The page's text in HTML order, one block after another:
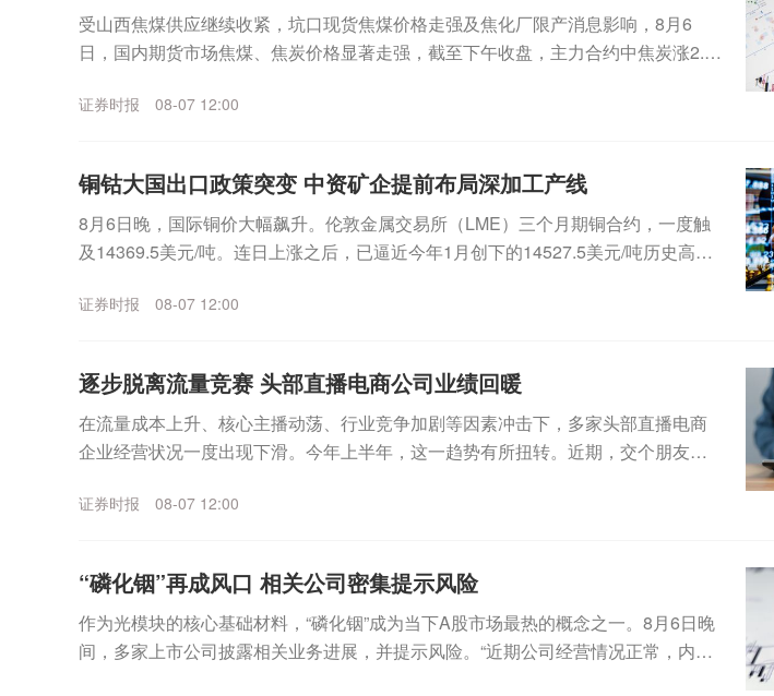
受山西焦煤供应继续收紧，坑口现货焦煤价格走强及焦化厂限产消息影响，8月6
日，国内期货市场焦煤、焦炭价格显著走强，截至下午收盘，主力合约中焦炭涨2.6
证券时报 08-07 12:00
铜钴大国出口政策突变 中资矿企提前布局深加工产线
8月6日晚，国际铜价大幅飙升。伦敦金属交易所（LME）三个月期铜合约，一度触
及14369.5美元/吨。连日上涨之后，已逼近今年1月创下的14527.5美元/吨历史高
证券时报 08-07 12:00
逐步脱离流量竞赛 头部直播电商公司业绩回暖
在流量成本上升、核心主播动荡、行业竞争加剧等因素冲击下，多家头部直播电商
企业经营状况一度出现下滑。今年上半年，这一趋势有所扭转。近期，交个朋友控
证券时报 08-07 12:00
“磷化铟”再成风口 相关公司密集提示风险
作为光模块的核心基础材料，“磷化铟”成为当下A股市场最热的概念之一。8月6日晚
间，多家上市公司披露相关业务进展，并提示风险。“近期公司经营情况正常，内外